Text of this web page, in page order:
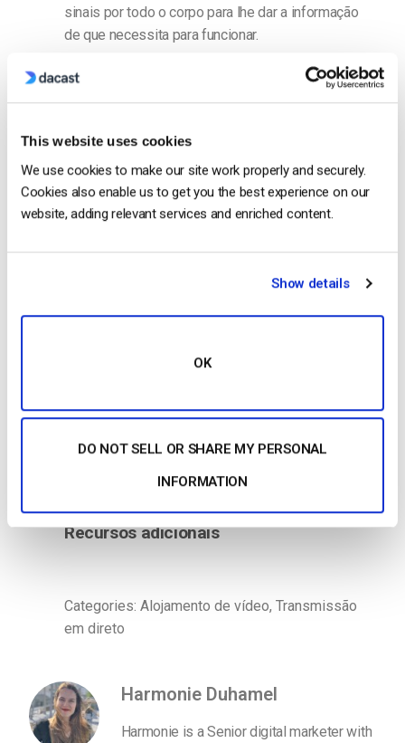
This website uses cookies
We use cookies to make our site work properly and securely.
Cookies also enable us to get you the best experience on our
website, adding relevant services and enriched content.
Show details
OK
DO NOT SELL OR SHARE MY PERSONAL
INFORMATION
sinais por todo o corpo para lhe dar a informação
de que necessita para funcionar.
Uma plataforma de alojamento de vídeo é um
cérebro. Envia vídeos (ou sinais) às pessoas para
de conteúdos (os nervos). Ambas as partes
trabalham em conjunto para levar aos
espectadores o conteúdo que foi solicitado.
trabalharão em conjunto para produzir uma
Tem dúvidas ou precisa de ajuda/acesso a
começar.
Começar Gratuitamente
Recursos adicionais
Categories: Alojamento de vídeo, Transmissão
em direto
Harmonie Duhamel
Harmonie is a Senior digital marketer with